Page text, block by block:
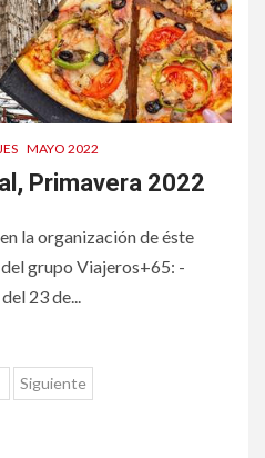
MAYO 2022
Primavera 2022
la organización de éste
grupo Viajeros+65: -
23 de...
Siguiente